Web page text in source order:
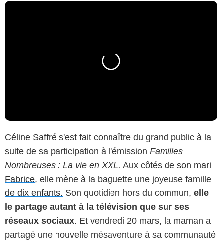
Céline Saffré s'est fait connaître du grand public à la
suite de sa participation à l'émission Familles
Nombreuses : La vie en XXL. Aux côtés de son mari
Fabrice, elle mène à la baguette une joyeuse famille
de dix enfants. Son quotidien hors du commun, elle
le partage autant à la télévision que sur ses
réseaux sociaux. Et vendredi 20 mars, la maman a
partagé une nouvelle mésaventure à sa communauté